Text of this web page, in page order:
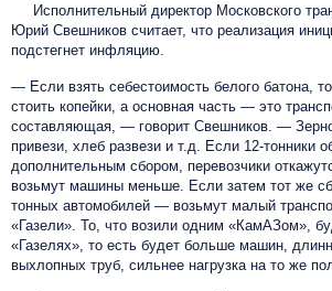
Исполнительный директор Московского
Юрий Свешников считает, что реализация
подстегнет инфляцию.
— Если взять себестоимость белого батона,
стоить копейки, а основная часть — это
составляющая, — говорит Свешников. —
привези, хлеб развези и т.д. Если 12-тонники
дополнительным сбором, перевозчики
возьмут машины меньше. Если затем тот же
тонных автомобилей — возьмут малый
«Газели». То, что возили одним «КамАЗом»,
«Газелях», то есть будет больше машин,
выхлопных труб, сильнее нагрузка на то же